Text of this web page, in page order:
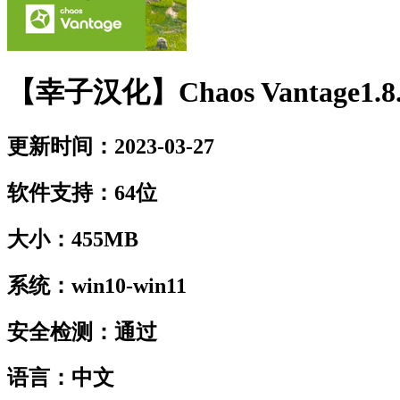
【幸子汉化】Chaos
更新时间：2023-03-27
软件支持：64位
大小：455MB
系统：win10-win11
安全检测：通过
语言：中文